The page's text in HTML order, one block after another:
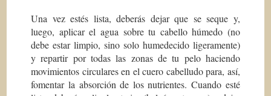
Una vez estés lista, deberás dejar que se seque y,
luego, aplicar el agua sobre tu cabello húmedo (no
debe estar limpio, sino solo humedecido ligeramente)
y repartir por todas las zonas de tu pelo haciendo
movimientos circulares en el cuero cabelludo para, así,
fomentar la absorción de los nutrientes. Cuando esté